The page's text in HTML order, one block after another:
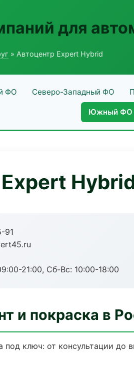
для
» Автоцентр Expert Hybrid
ФО Северо-Западный ФО
Южный ФО
91
21:00, Сб-Вс: 10:00-18:00
и покраска в
под ключ: от консультации до